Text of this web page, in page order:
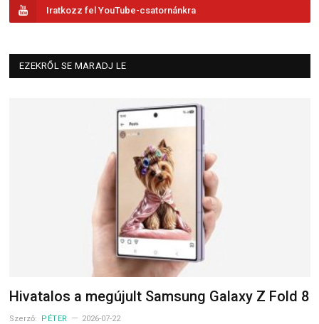
Iratkozz fel YouTube-csatornánkra
EZEKRŐL SE MARADJ LE
Hivatalos a megújult Samsung Galaxy Z Fold 8
Szerző: PÉTER 2026-07-22